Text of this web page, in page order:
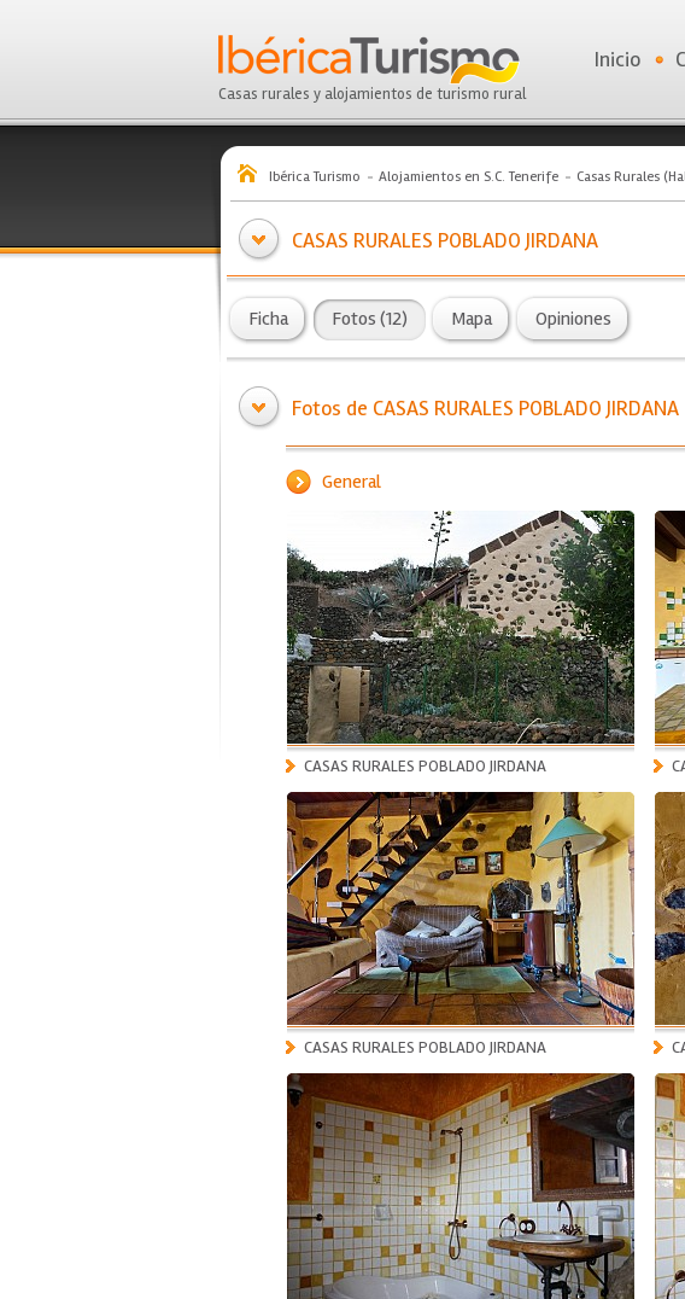
Casas rurales y alojamientos de turismo rural
Inicio
Ibérica Turismo Alojamientos en S.C. Tenerife Casas Rurales
CASAS RURALES POBLADO JIRDANA
Ficha Fotos (12) Mapa Opiniones
Fotos de CASAS RURALES POBLADO JIRDANA
General
CASAS RURALES POBLADO JIRDANA
CASAS RURALES POBLADO JIRDANA